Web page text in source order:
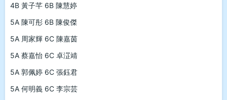
4B 黃子芊 6B 陳慧婷
5A 陳可彤 6B 陳俊傑
5A 周家輝 6C 陳嘉茵
5A 蔡嘉怡 6C 卓淽靖
5A 郭佩婷 6C 張鈺君
5A 何明義 6C 李宗芸